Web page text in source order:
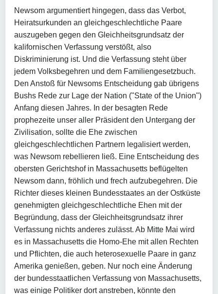
Newsom argumentiert hingegen, dass das Verbot,
Heiratsurkunden an gleichgeschlechtliche Paare
auszugeben gegen den Gleichheitsgrundsatz der
kalifornischen Verfassung verstößt, also
Diskriminierung ist. Und die Verfassung steht über
jedem Volksbegehren und dem Familiengesetzbuch.
Den Anstoß für Newsoms Entscheidung gab übrigens
Bushs Rede zur Lage der Nation ("State of the Union")
Anfang diesen Jahres. In der besagten Rede
prophezeite unser aller Präsident den Untergang der
Zivilisation, sollte die Ehe zwischen
gleichgeschlechtlichen Partnern legalisiert werden,
was Newsom rebellieren ließ. Eine Entscheidung des
obersten Gerichtshof in Massachusetts beflügelten
Newsom dann, fröhlich und frech aufzubegehren. Die
Richter dieses kleinen Bundesstaates an der Ostküste
genehmigten gleichgeschlechtliche Ehen mit der
Begründung, dass der Gleichheitsgrundsatz ihrer
Verfassung nichts anderes zulässt. Ab Mitte Mai wird
es in Massachusetts die Homo-Ehe mit allen Rechten
und Pflichten, die auch heterosexuelle Paare in ganz
Amerika genießen, geben. Nur noch eine Änderung
der bundesstaatlichen Verfassung von Massachusetts,
was einige Politiker dort anstreben, könnte den